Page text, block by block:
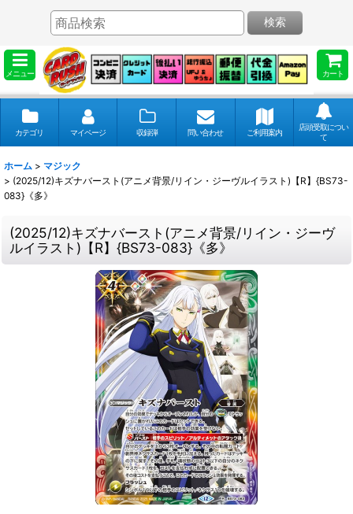
メニュー カート
検索
カテゴリ マイページ 収録弾 問い合わせ ご利用案内
店頭受取につい
て
ホーム > マジック
> (2025/12)キズナバースト(アニメ背景/リイン・ジーヴルイラスト)【R】{BS73-
083}《多》
(2025/12)キズナバースト(アニメ背景/リイン・ジーヴ
ルイラスト)【R】{BS73-083}《多》